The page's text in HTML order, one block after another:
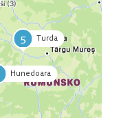
Hunedoara
5 Turda